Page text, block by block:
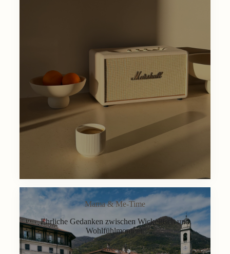
Mama & Me-Time
Ehrliche Gedanken zwischen Wickeltisch und
Wohlfühlmoment.
Lifestyle